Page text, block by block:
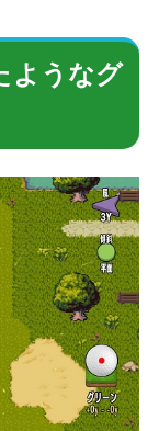
ようなグ